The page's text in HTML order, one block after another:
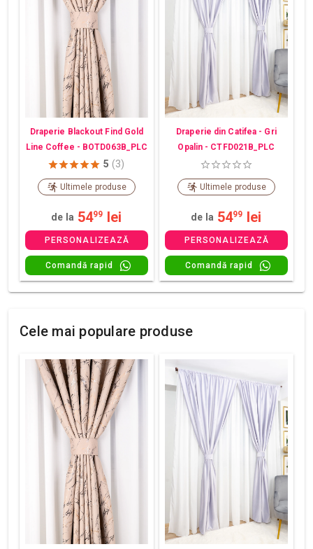
Draperie Blackout Find Gold
Line Coffee - BOTD063B_PLC
5 (3)
Ultimele produse
de la 5499 lei
PERSONALIZEAZĂ
Comandă rapid
Draperie din Catifea - Gri
Opalin - CTFD021B_PLC
Ultimele produse
de la 5499 lei
PERSONALIZEAZĂ
Comandă rapid
Cele mai populare produse